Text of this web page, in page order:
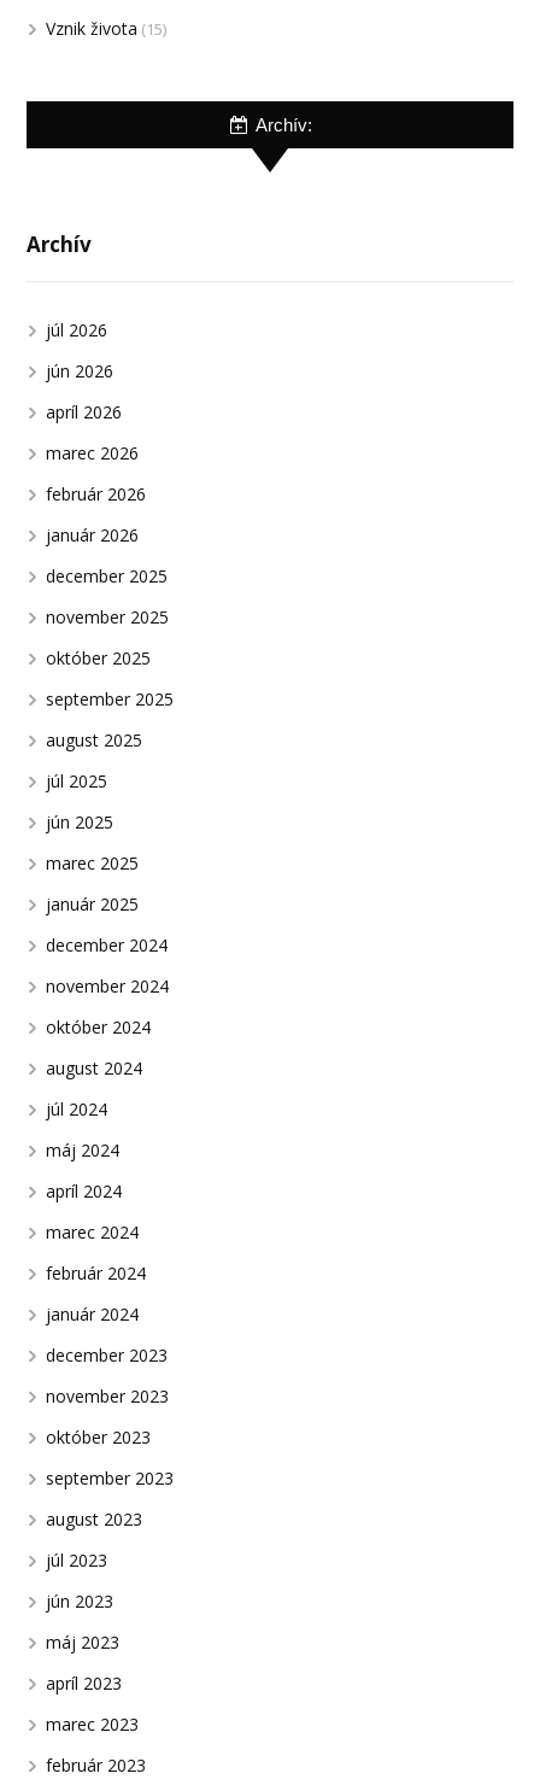
Vznik života (15)
Archív:
Archív
júl 2026
jún 2026
apríl 2026
marec 2026
február 2026
január 2026
december 2025
november 2025
október 2025
september 2025
august 2025
júl 2025
jún 2025
marec 2025
január 2025
december 2024
november 2024
október 2024
august 2024
júl 2024
máj 2024
apríl 2024
marec 2024
február 2024
január 2024
december 2023
november 2023
október 2023
september 2023
august 2023
júl 2023
jún 2023
máj 2023
apríl 2023
marec 2023
február 2023